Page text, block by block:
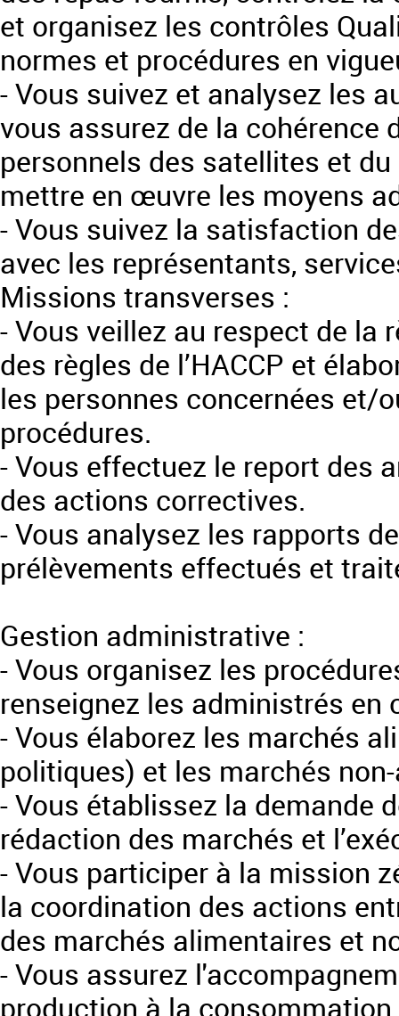
et organisez les contrôles
normes et procédures en
- Vous suivez et analysez les
vous assurez de la cohérence
personnels des satellites et
mettre en œuvre les moyens
- Vous suivez la satisfaction
avec les représentants,
Missions transverses :
- Vous veillez au respect de la
des règles de l’HACCP et
les personnes concernées et/
procédures.
- Vous effectuez le report des
des actions correctives.
- Vous analysez les rapports
prélèvements effectués et
Gestion administrative :
- Vous organisez les
renseignez les administrés en
- Vous élaborez les marchés
politiques) et les marchés
- Vous établissez la demande
rédaction des marchés et
- Vous participer à la mission
la coordination des actions
des marchés alimentaires et
- Vous assurez
production à la